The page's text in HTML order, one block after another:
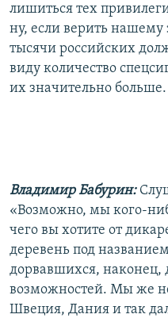
лишиться тех
ну, если верить нашему
тысячи российских
виду количество
их значительно больше.
Владимир Бабурин:
«Возможно, мы кого-
чего вы хотите от
деревень под
дорвавшихся, наконец,
возможностей. Мы же
Швеция, Дания и так